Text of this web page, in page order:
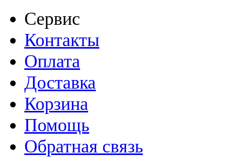
Сервис
Контакты
Оплата
Доставка
Корзина
Помощь
Обратная связь